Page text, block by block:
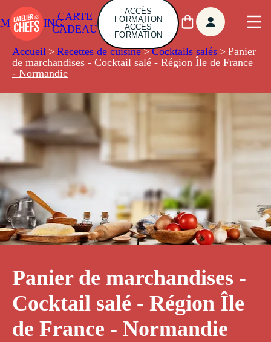
CARTE
CADEAU
ACCÈS
FORMATION
ACCÈS
FORMATION
Accueil > Recettes de cuisine > Cocktails salés > Panier
de marchandises - Cocktail salé - Région Île de France
- Normandie
Panier de marchandises -
Cocktail salé - Région Île
de France - Normandie